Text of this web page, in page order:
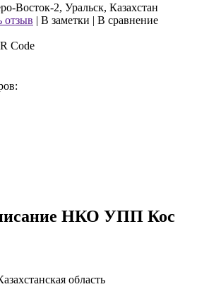
Восток-2, Уральск, Казахстан
отзыв | В заметки | В сравнение
НКО УПП Кос
область